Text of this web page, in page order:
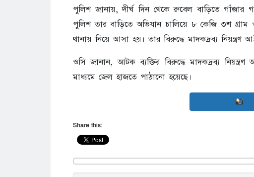
পুলিশ জানায়, দীর্ঘ দিন থেকে রুবেল বাড়িতে গাঁজার
পুলিশ তার বাড়িতে অভিযান চালিয়ে ৮ কেজি ৩শ
থানায় নিয়ে আসা হয়। তার বিরুদ্ধে মাদকদ্রব্য
ওসি জানান, আটক ব্যক্তির বিরুদ্ধে মাদকদ্রব্য
মাধ্যমে জেল হাজতে পাঠানো হয়েছে।
Share this: